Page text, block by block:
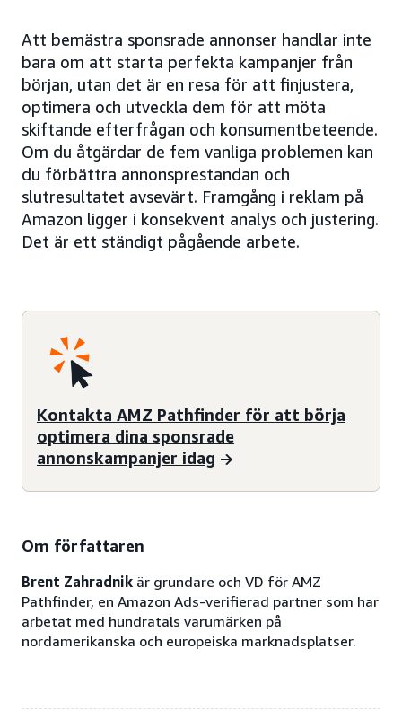
Att bemästra sponsrade annonser handlar inte
bara om att starta perfekta kampanjer från
början, utan det är en resa för att finjustera,
optimera och utveckla dem för att möta
skiftande efterfrågan och konsumentbeteende.
Om du åtgärdar de fem vanliga problemen kan
du förbättra annonsprestandan och
slutresultatet avsevärt. Framgång i reklam på
Amazon ligger i konsekvent analys och justering.
Det är ett ständigt pågående arbete.
Kontakta AMZ Pathfinder för att börja
optimera dina sponsrade
annonskampanjer idag
Om författaren
Brent Zahradnik är grundare och VD för AMZ
Pathfinder, en Amazon Ads-verifierad partner som har
arbetat med hundratals varumärken på
nordamerikanska och europeiska marknadsplatser.